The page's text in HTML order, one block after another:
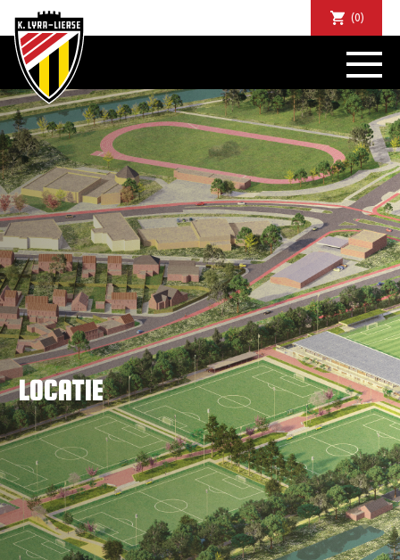
(0)
LOCATIE
NIEUWS
DE CLUB
SPORTIEF
SUPPORTERS
TICKETS
ABONNEMENTEN
COMMUNITY
JEUGD
BUSINESS CLUB
MATCHDINERS
CLUBAPP
FANSHOP
FAQ
VACATURES
CONTACTEER ONS